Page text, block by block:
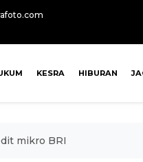
KESRA HIBURAN
mikro BRI